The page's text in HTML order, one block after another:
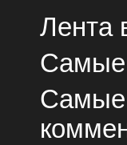
Лента
Самые
Самые